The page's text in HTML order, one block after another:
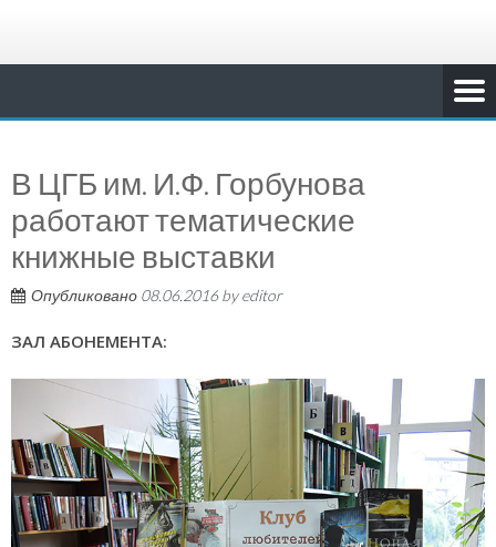
В ЦГБ им. И.Ф. Горбунова
работают тематические
книжные выставки
Опубликовано 08.06.2016byeditor
ЗАЛ АБОНЕМЕНТА: